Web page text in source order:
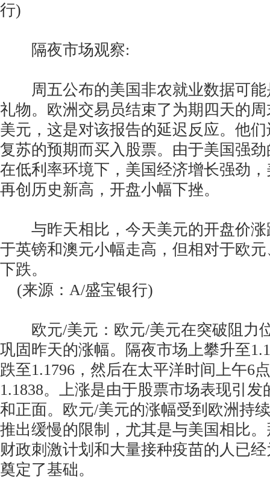
行)
隔夜市场观察:
周五公布的美国非农就业数据可能
礼物。欧洲交易员结束了为期四天的
美元，这是对该报告的延迟反应。他
复苏的预期而买入股票。由于美国强
在低利率环境下，美国经济增长强劲
再创历史新高，开盘小幅下挫。
与昨天相比，今天美元的开盘价涨
于英镑和澳元小幅走高，但相对于欧
下跌。
(来源：A/盛宝银行)
欧元/美元：欧元/美元在突破阻力
巩固昨天的涨幅。隔夜市场上攀升至
跌至1.1796，然后在太平洋时间上午6
1.1838。上涨是由于股票市场表现引
和正面。欧元/美元的涨幅受到欧洲持
推出缓慢的限制，尤其是与美国相比
财政刺激计划和大量接种疫苗的人已
奠定了基础。